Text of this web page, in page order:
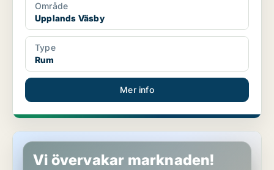
Område
Upplands Väsby
Type
Rum
Mer info
Rum i Upplands Väsby
Vi övervakar marknaden!